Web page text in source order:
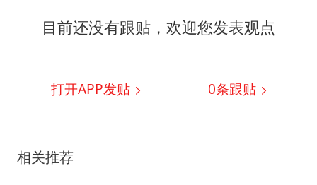
目前还没有跟贴，欢迎您发表观点
打开APP发贴 0条跟贴
相关推荐